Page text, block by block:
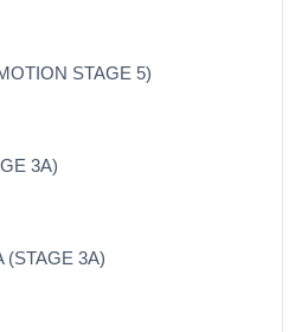
STAGE 5)
3A)
(STAGE 3A)